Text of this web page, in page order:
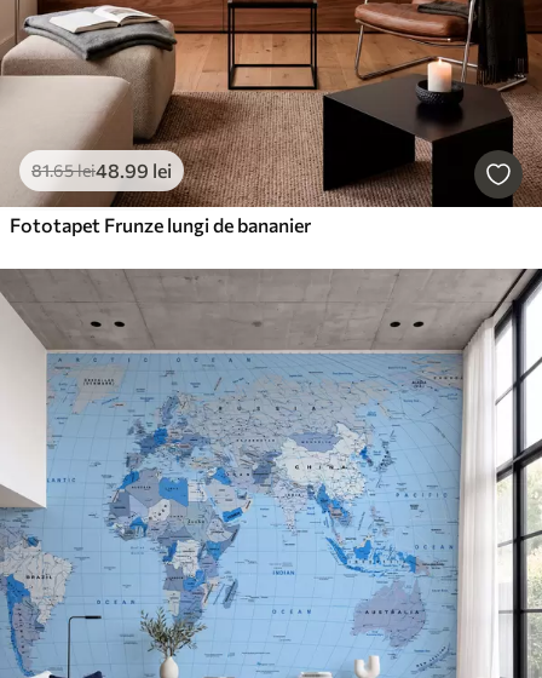
81.65lei48.99 lei
Fototapet Frunze lungi de bananier